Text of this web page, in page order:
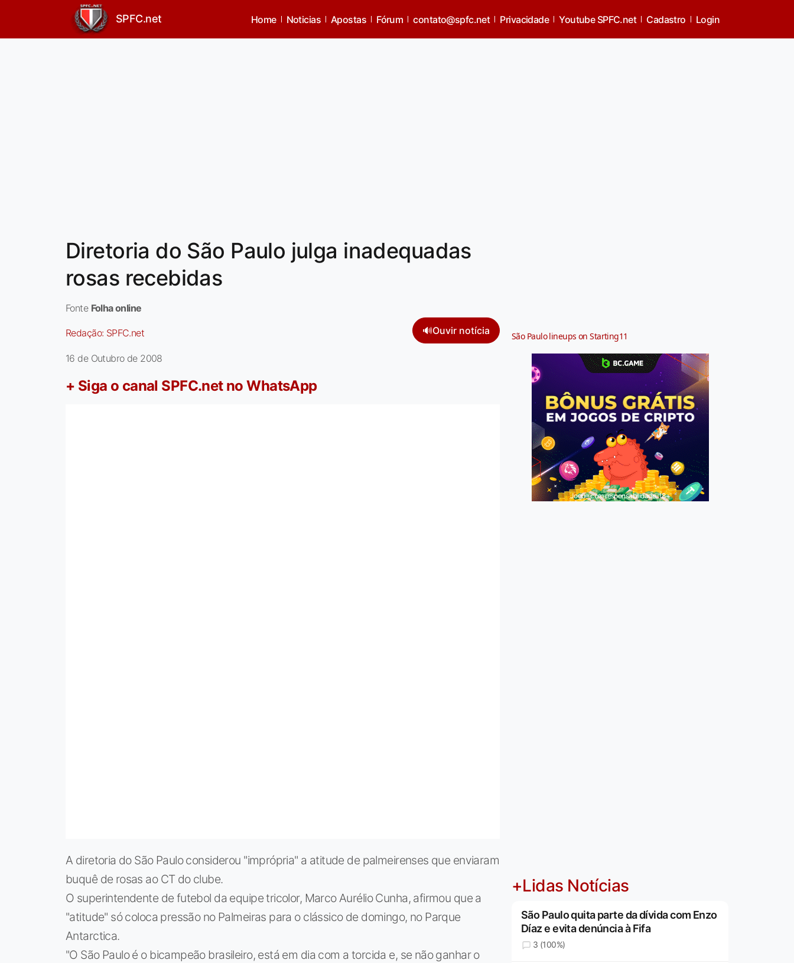
SPFC.net Home Noticias Apostas Fórum contato@spfc.net Privacidade Youtube SPFC.net Cadastro Login
Diretoria do São Paulo julga inadequadas
rosas recebidas
Fonte Folha online
Redação: SPFC.net 🔊Ouvir notícia
16 de Outubro de 2008
+ Siga o canal SPFC.net no WhatsApp
A diretoria do São Paulo considerou "imprópria" a atitude de palmeirenses que enviaram
buquê de rosas ao CT do clube.
O superintendente de futebol da equipe tricolor, Marco Aurélio Cunha, afirmou que a
"atitude" só coloca pressão no Palmeiras para o clássico de domingo, no Parque
Antarctica.
"O São Paulo é o bicampeão brasileiro, está em dia com a torcida e, se não ganhar o
São Paulo lineups on Starting11
Jogue com responsabilidade. 18+
+Lidas Notícias
São Paulo quita parte da dívida com Enzo
Díaz e evita denúncia à Fifa
3 (100%)